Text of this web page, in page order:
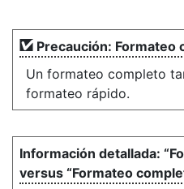
Precaución: Formateo
Un formateo completo
formateo rápido.
versus “Formateo